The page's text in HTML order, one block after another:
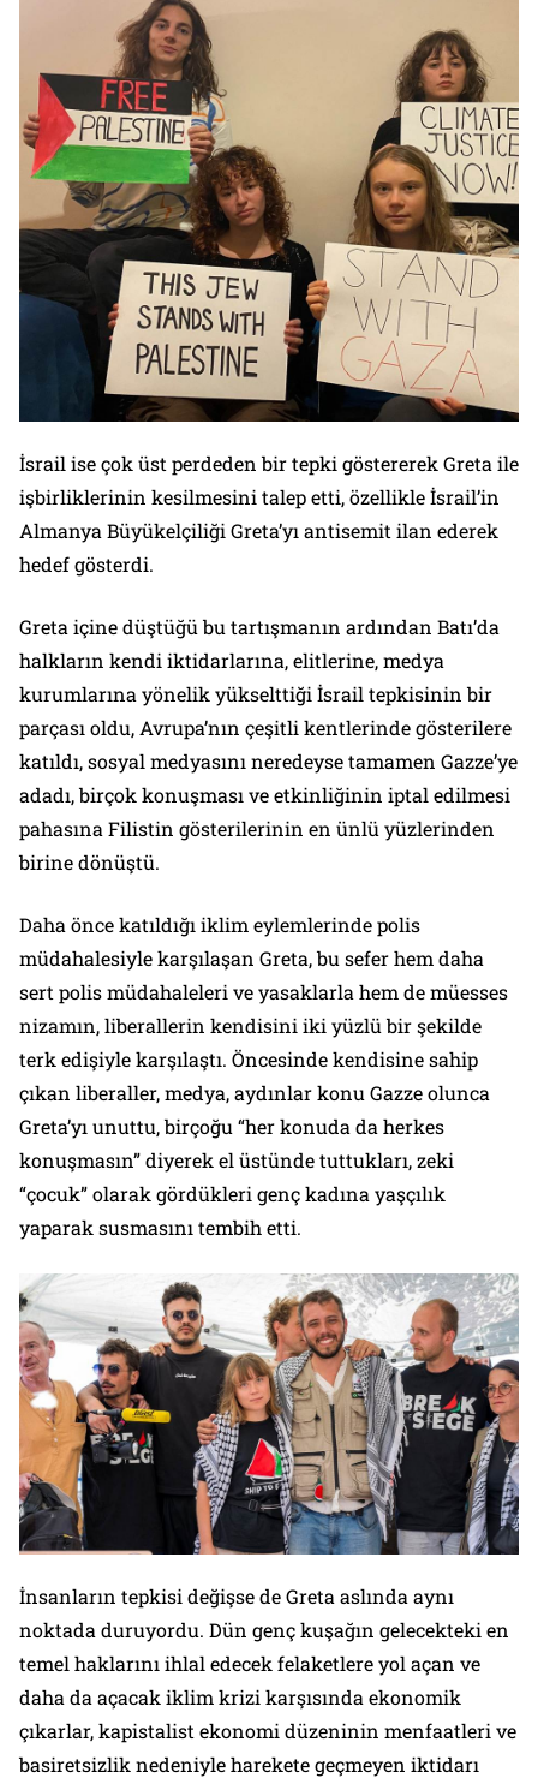
İsrail ise çok üst perdeden bir tepki göstererek Greta ile
işbirliklerinin kesilmesini talep etti, özellikle İsrail’in
Almanya Büyükelçiliği Greta’yı antisemit ilan ederek
hedef gösterdi.
Greta içine düştüğü bu tartışmanın ardından Batı’da
halkların kendi iktidarlarına, elitlerine, medya
kurumlarına yönelik yükselttiği İsrail tepkisinin bir
parçası oldu, Avrupa’nın çeşitli kentlerinde gösterilere
katıldı, sosyal medyasını neredeyse tamamen Gazze’ye
adadı, birçok konuşması ve etkinliğinin iptal edilmesi
pahasına Filistin gösterilerinin en ünlü yüzlerinden
birine dönüştü.
Daha önce katıldığı iklim eylemlerinde polis
müdahalesiyle karşılaşan Greta, bu sefer hem daha
sert polis müdahaleleri ve yasaklarla hem de müesses
nizamın, liberallerin kendisini iki yüzlü bir şekilde
terk edişiyle karşılaştı. Öncesinde kendisine sahip
çıkan liberaller, medya, aydınlar konu Gazze olunca
Greta’yı unuttu, birçoğu “her konuda da herkes
konuşmasın”diyerek el üstünde tuttukları, zeki
“çocuk” olarak gördükleri genç kadına yaşçılık
yaparak susmasını tembih etti.
İnsanların tepkisi değişse de Greta aslında aynı
noktada duruyordu. Dün genç kuşağın gelecekteki en
temel haklarını ihlal edecek felaketlere yol açan ve
daha da açacak iklim krizi karşısında ekonomik
çıkarlar, kapistalist ekonomi düzeninin menfaatleri ve
basiretsizlik nedeniyle harekete geçmeyen iktidarı